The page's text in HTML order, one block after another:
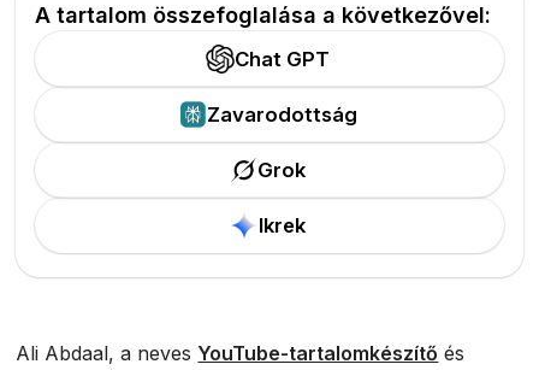
A tartalom összefoglalása a következővel:
Chat GPT
Zavarodottság
Grok
Ikrek
Ali Abdaal, a neves YouTube-tartalomkészítő és